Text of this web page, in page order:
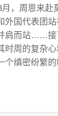
月，周恩来赴
外国代表团
肩而站……接
时周的复杂
个缜密纷繁